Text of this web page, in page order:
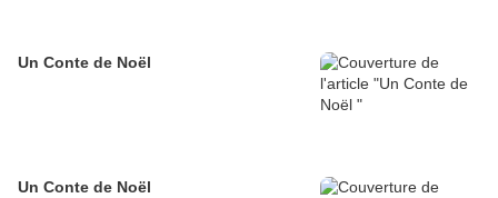
Un Conte de Noël
Un Conte de Noël